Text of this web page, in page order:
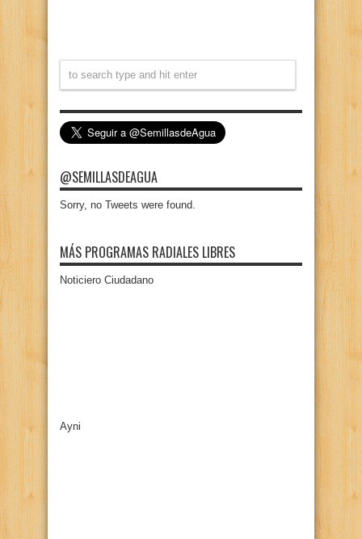
@SEMILLASDEAGUA
Sorry, no Tweets were found.
MÁS PROGRAMAS RADIALES LIBRES
Noticiero Ciudadano
Ayni